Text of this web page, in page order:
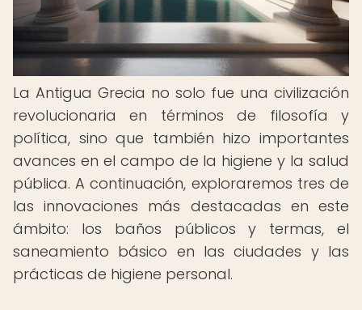
La Antigua Grecia no solo fue una civilización
revolucionaria en términos de filosofía y
política, sino que también hizo importantes
avances en el campo de la higiene y la salud
pública. A continuación, exploraremos tres de
las innovaciones más destacadas en este
ámbito: los baños públicos y termas, el
saneamiento básico en las ciudades y las
prácticas de higiene personal.